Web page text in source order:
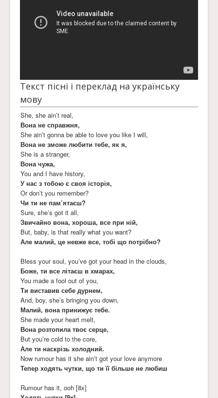
Текст пісні і переклад на українську
мову
She, she ain’t real,
Вона не справжня,
She ain’t gonna be able to love you like I will,
Вона не зможе любити тебе, як я,
She is a stranger,
Вона чужа,
You and I have history,
У нас з тобою є своя історія,
Or don’t you remember?
Чи ти не пам’ятаєш?
Sure, she’s got it all,
Звичайно вона, хороша, все при ній,
But, baby, is that really what you want?
Але малий, це невже все, тобі що потрібно?
Bless your soul, you’ve got your head in the clouds,
Боже, ти все літаєш в хмарах,
You made a fool out of you,
Ти виставив себе дурнем,
And, boy, she’s bringing you down,
Малий, вона принижує тебе.
She made your heart melt,
Вона розтопила твоє серце,
But you’re cold to the core,
Але ти наскрізь холодний.
Now rumour has it she ain’t got your love anymore
Тепер ходять чутки, що ти її більше не любиш
Rumour has it, ooh [8x]